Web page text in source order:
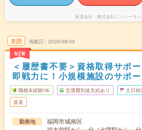
派遣会社 株式会社ニッソーネッ
未読
NEW
掲載日 2026/08/09
＜履歴書不要＞資格取得サポ
即戦力に！小規模施設のサポー
職種未経験OK 交通費別途支給あり 土日祝
派遣
勤務地
福岡市城南区